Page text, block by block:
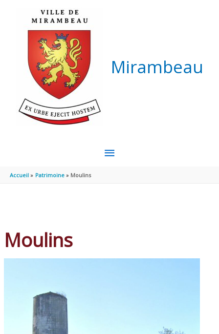
Mirambeau
MENU
Accueil Patrimoine Moulins
Moulins